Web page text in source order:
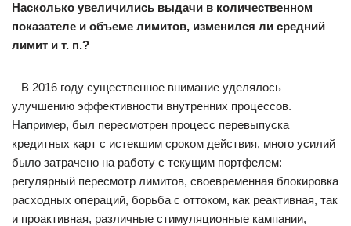
Насколько увеличились выдачи в количественном
показателе и объеме лимитов, изменился ли средний
лимит и т. п.?
– В 2016 году существенное внимание уделялось
улучшению эффективности внутренних процессов.
Например, был пересмотрен процесс перевыпуска
кредитных карт с истекшим сроком действия, много усилий
было затрачено на работу с текущим портфелем:
регулярный пересмотр лимитов, своевременная блокировка
расходных операций, борьба с оттоком, как реактивная, так
и проактивная, различные стимуляционные кампании,